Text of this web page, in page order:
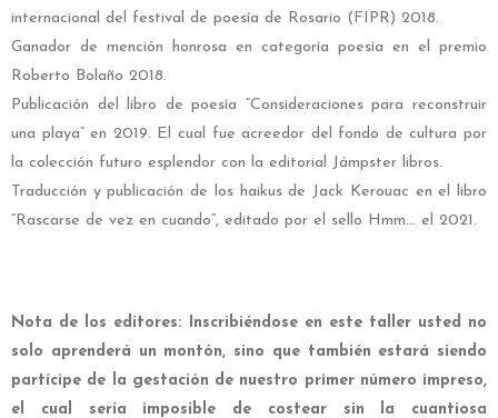
internacional del festival de poesía de Rosario (FIPR) 2018.
Ganador de mención honrosa en categoría poesía en el premio
Roberto Bolaño 2018.
Publicación del libro de poesía “Consideraciones para reconstruir
una playa” en 2019. El cual fue acreedor del fondo de cultura por
la colección futuro esplendor con la editorial Jámpster libros.
Traducción y publicación de los haikus de Jack Kerouac en el libro
“Rascarse de vez en cuando”, editado por el sello Hmm… el 2021.
Nota de los editores: Inscribiéndose en este taller usted no
solo aprenderá un montón, sino que también estará siendo
partícipe de la gestación de nuestro primer número impreso,
el cual sería imposible de costear sin la cuantiosa